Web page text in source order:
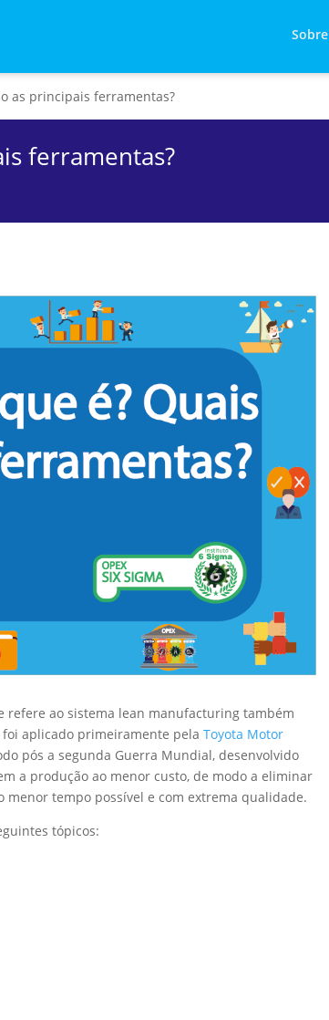
Sobre
as principais ferramentas?
ferramentas?
refere ao sistema lean manufacturing também
foi aplicado primeiramente pelaToyota Motor
pós a segunda Guerra Mundial, desenvolvido
a produção ao menor custo, de modo a eliminar
tempo possível e com extrema qualidade.
tópicos: